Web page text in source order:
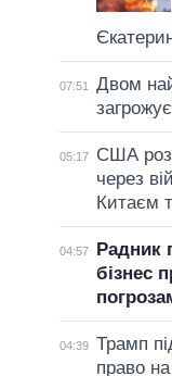
07:51
Двом
05:17
США
через
Китаєм
04:57
Радник
бізнес
04:39 Трамп
право